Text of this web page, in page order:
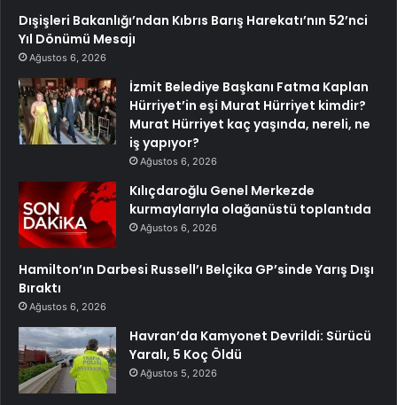
Dışişleri Bakanlığı’ndan Kıbrıs Barış Harekatı’nın 52’nci
Yıl Dönümü Mesajı
Ağustos 6, 2026
İzmit Belediye Başkanı Fatma Kaplan
Hürriyet’in eşi Murat Hürriyet kimdir?
Murat Hürriyet kaç yaşında, nereli, ne
iş yapıyor?
Ağustos 6, 2026
Kılıçdaroğlu Genel Merkezde
kurmaylarıyla olağanüstü toplantıda
Ağustos 6, 2026
Hamilton’ın Darbesi Russell’ı Belçika GP’sinde Yarış Dışı
Bıraktı
Ağustos 6, 2026
Havran’da Kamyonet Devrildi: Sürücü
Yaralı, 5 Koç Öldü
Ağustos 5, 2026